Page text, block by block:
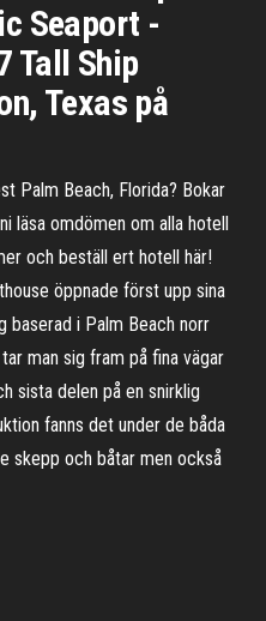
Seaport -
Tall Ship
Texas på
Palm Beach, Florida? Bokar
läsa omdömen om alla hotell
och beställ ert hotell här!
öppnade först upp sina
baserad i Palm Beach norr
man sig fram på fina vägar
sista delen på en snirklig
fanns det under de båda
skepp och båtar men också